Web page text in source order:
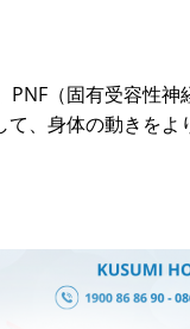
（固有受容性
て、身体の動きを